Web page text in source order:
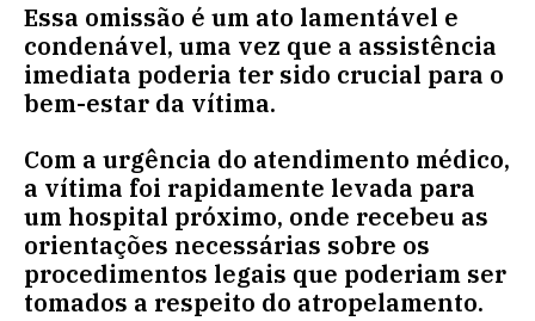
Essa omissão é um ato lamentável e
condenável, uma vez que a assistência
imediata poderia ter sido crucial para o
bem-estar da vítima.
Com a urgência do atendimento médico,
a vítima foi rapidamente levada para
um hospital próximo, onde recebeu as
orientações necessárias sobre os
procedimentos legais que poderiam ser
tomados a respeito do atropelamento.